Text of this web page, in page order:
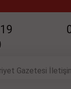
Gazetesi